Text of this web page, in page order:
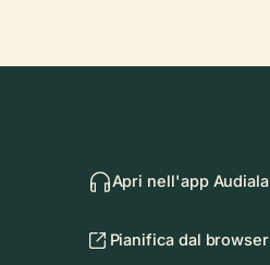
Apri nell'app Audiala
Pianifica dal browser